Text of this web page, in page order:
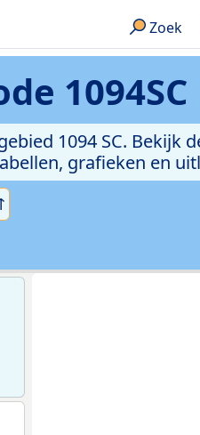
Zoek
1094SC
1094 SC. Bekijk
grafieken en